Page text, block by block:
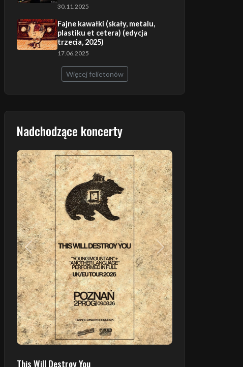
30.11.2025
Fajne kawałki (skały, metalu,
plastiku et cetera) (edycja
trzecia, 2025)
17.06.2025
Więcej felietonów
Nadchodzące koncerty
Poprzedni Następny